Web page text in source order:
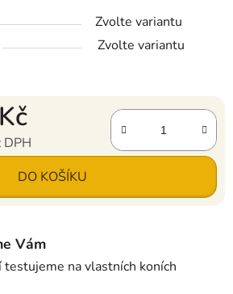
Zvolte variantu
Zvolte variantu
DPH
DO KOŠÍKU
Vám
testujeme na vlastních koních